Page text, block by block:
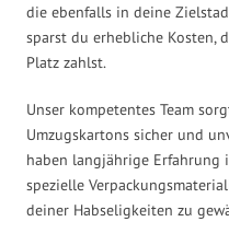
die ebenfalls in deine
sparst du erhebliche Kosten,
Platz zahlst.
Unser kompetentes Team
Umzugskartons sicher und
haben langjährige Erfahrung
spezielle
deiner Habseligkeiten zu